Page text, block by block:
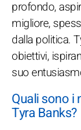
profondo,
migliore,
dalla politica.
obiettivi,
suo
Quali sono i
Tyra Banks?